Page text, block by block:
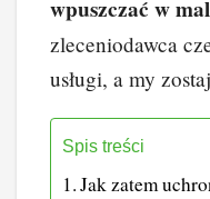
wpuszczać w
zleceniodawca
usługi, a my
Spis treści
Jak zatem